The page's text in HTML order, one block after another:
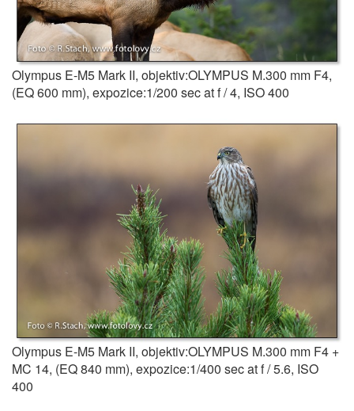
Olympus E-M5 Mark II, objektiv:OLYMPUS M.300 mm F4,
(EQ 600 mm), expozice:1/200 sec at f / 4, ISO 400
Olympus E-M5 Mark II, objektiv:OLYMPUS M.300 mm F4 +
MC 14, (EQ 840 mm), expozice:1/400 sec at f / 5.6, ISO
400